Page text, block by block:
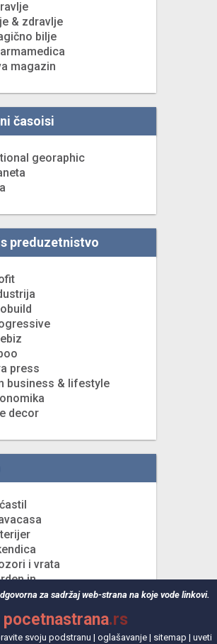
& zdravlje
bilje
magazin
časoisi
georaphic
preduzetnistvo
press
business & lifestyle
decor
i vrata
in
za sadržaj web-strana na koje vode linkovi.
pocetnastrana.rs
svoju podstranu | oglašavanje| sitemap | uveti